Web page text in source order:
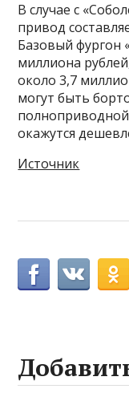
В случае с
привод
Базовый фургон
миллиона
около 3,7
могут быть
окажутся
Источник